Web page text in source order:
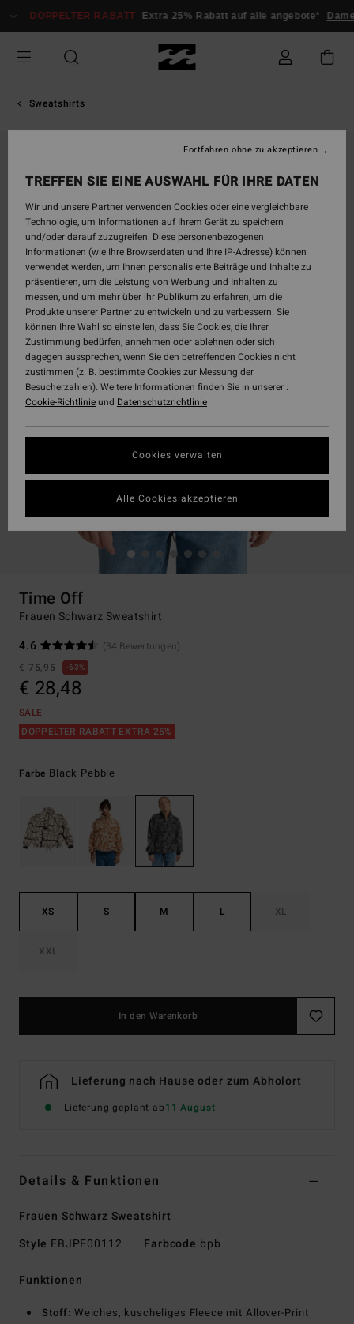
zur
springen
DOPPELTER RABATT Extra 25% Rabatt auf alle angebote*
Sweatshirts
Time Off
Frauen Schwarz Sweatshirt
4.6
(34 Bewertungen)
€ 75,95
63%
€ 28,48
SALE
DOPPELTER RABATT EXTRA 25%
Farbe Black Pebble
XS S M L XL
XXL
In den Warenkorb
Lieferung nach Hause oder zum Abholort
Lieferung geplant ab11 August
Details & Funktionen
Frauen Schwarz Sweatshirt
Style EBJPF00112 Farbcode bpb
Funktionen
Stoff: Weiches, kuscheliges Fleece mit Allover-Print
TREFFEN SIE EINE AUSWAHL FÜR IHRE DATEN
Wir und unsere Partner verwenden Cookies oder eine vergleichbare
Technologie, um Informationen auf Ihrem Gerät zu speichern
und/oder darauf zuzugreifen. Diese personenbezogenen
Informationen (wie Ihre Browserdaten und Ihre IP-Adresse) können
verwendet werden, um Ihnen personalisierte Beiträge und Inhalte zu
präsentieren, um die Leistung von Werbung und Inhalten zu
messen, und um mehr über ihr Publikum zu erfahren, um die
Produkte unserer Partner zu entwickeln und zu verbessern. Sie
können Ihre Wahl so einstellen, dass Sie Cookies, die Ihrer
Zustimmung bedürfen, annehmen oder ablehnen oder sich
dagegen aussprechen, wenn Sie den betreffenden Cookies nicht
zustimmen (z. B. bestimmte Cookies zur Messung der
Besucherzahlen). Weitere Informationen finden Sie in unserer :
Cookie-Richtlinieund Datenschutzrichtlinie
Cookies verwalten
Fortfahren ohne zu akzeptieren
Alle Cookies akzeptieren